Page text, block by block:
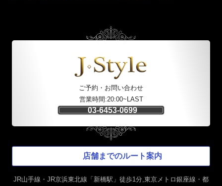
ご予約・お問い合わせ
営業時間:20:00~LAST
03-6453-0699
店舗までのルート案内
JR山手線・JR京浜東北線「新橋駅」徒歩1分,東京メトロ銀座線・都